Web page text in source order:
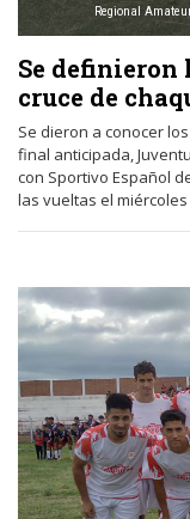
Regional
Se
cruce de
Se dieron a conocer
final anticipada,
con Sportivo Español
las vueltas el miércoles